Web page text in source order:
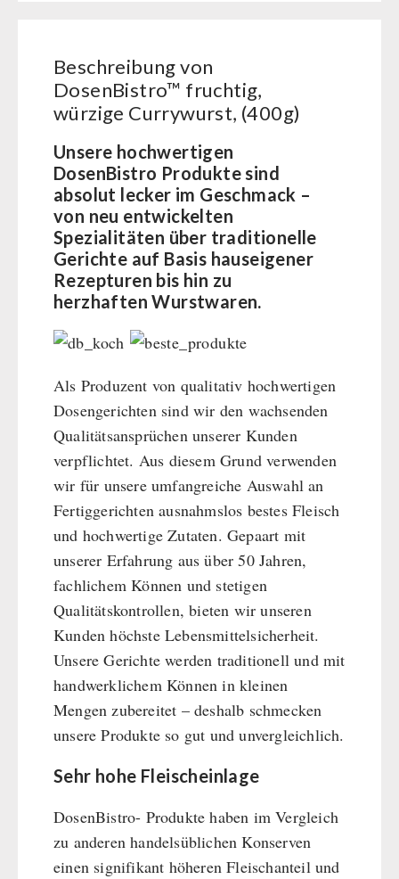
Gamma-Scout Geigerzähler
Armee-Material / Sicherheit
Trinkwasser
Frühstück
Suppen
Hauptmahlzeiten
Dessert
Ergänzungs-Pakete
Schutzraum-Ausrüstung
Beschreibung von
DosenBistro™ fruchtig,
würzige Currywurst, (400g)
Unsere hochwertigen
DosenBistro Produkte sind
absolut lecker im Geschmack –
von neu entwickelten
Spezialitäten über traditionelle
Gerichte auf Basis hauseigener
Rezepturen bis hin zu
herzhaften Wurstwaren.
Als Produzent von qualitativ hochwertigen
Dosengerichten sind wir den wachsenden
Qualitätsansprüchen unserer Kunden
verpflichtet. Aus diesem Grund verwenden
wir für unsere umfangreiche Auswahl an
Fertiggerichten ausnahmslos bestes Fleisch
und hochwertige Zutaten. Gepaart mit
unserer Erfahrung aus über 50 Jahren,
fachlichem Können und stetigen
Qualitätskontrollen, bieten wir unseren
Kunden höchste Lebensmittelsicherheit.
Unsere Gerichte werden traditionell und mit
handwerklichem Können in kleinen
Mengen zubereitet – deshalb schmecken
unsere Produkte so gut und unvergleichlich.
Sehr hohe Fleischeinlage
DosenBistro- Produkte haben im Vergleich
zu anderen handelsüblichen Konserven
einen signifikant höheren Fleischanteil und